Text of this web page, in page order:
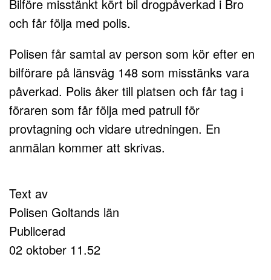
Bilföre misstänkt kört bil drogpåverkad i Bro
och får följa med polis.
Polisen får samtal av person som kör efter en
bilförare på länsväg 148 som misstänks vara
påverkad. Polis åker till platsen och får tag i
föraren som får följa med patrull för
provtagning och vidare utredningen. En
anmälan kommer att skrivas.
Text av
Polisen Goltands län
Publicerad
02 oktober 11.52